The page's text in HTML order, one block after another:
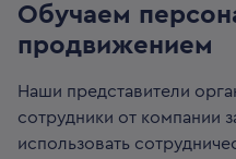
Обучаем
продвижением
Наши представители
сотрудники от компании
использовать